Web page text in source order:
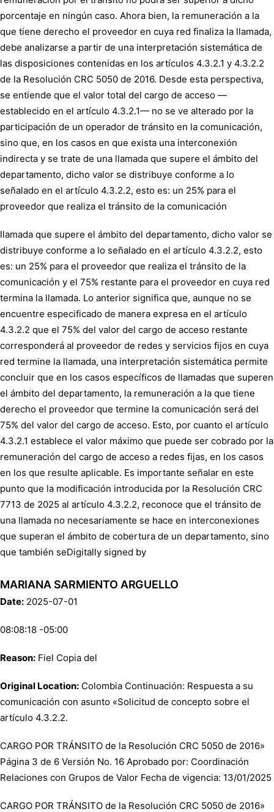
porcentaje en ningún caso. Ahora bien, la remuneración a la
que tiene derecho el proveedor en cuya red finaliza la llamada,
debe analizarse a partir de una interpretación sistemática de
las disposiciones contenidas en los artículos 4.3.2.1 y 4.3.2.2
de la Resolución CRC 5050 de 2016. Desde esta perspectiva,
se entiende que el valor total del cargo de acceso —
establecido en el artículo 4.3.2.1— no se ve alterado por la
participación de un operador de tránsito en la comunicación,
sino que, en los casos en que exista una interconexión
indirecta y se trate de una llamada que supere el ámbito del
departamento, dicho valor se distribuye conforme a lo
señalado en el artículo 4.3.2.2, esto es: un 25% para el
proveedor que realiza el tránsito de la comunicación
llamada que supere el ámbito del departamento, dicho valor se
distribuye conforme a lo señalado en el artículo 4.3.2.2, esto
es: un 25% para el proveedor que realiza el tránsito de la
comunicación y el 75% restante para el proveedor en cuya red
termina la llamada. Lo anterior significa que, aunque no se
encuentre especificado de manera expresa en el artículo
4.3.2.2 que el 75% del valor del cargo de acceso restante
corresponderá al proveedor de redes y servicios fijos en cuya
red termine la llamada, una interpretación sistemática permite
concluir que en los casos específicos de llamadas que superen
el ámbito del departamento, la remuneración a la que tiene
derecho el proveedor que termine la comunicación será del
75% del valor del cargo de acceso. Esto, por cuanto el artículo
4.3.2.1 establece el valor máximo que puede ser cobrado por la
remuneración del cargo de acceso a redes fijas, en los casos
en los que resulte aplicable. Es importante señalar en este
punto que la modificación introducida por la Resolución CRC
7713 de 2025 al artículo 4.3.2.2, reconoce que el tránsito de
una llamada no necesariamente se hace en interconexiones
que superan el ámbito de cobertura de un departamento, sino
que también seDigitally signed by
MARIANA SARMIENTO ARGUELLO
Date: 2025-07-01
08:08:18 -05:00
Reason: Fiel Copia del
Original Location: Colombia Continuación: Respuesta a su
comunicación con asunto «Solicitud de concepto sobre el
artículo 4.3.2.2.
CARGO POR TRÁNSITO de la Resolución CRC 5050 de 2016»
Página 3 de 6 Versión No. 16 Aprobado por: Coordinación
Relaciones con Grupos de Valor Fecha de vigencia: 13/01/2025
CARGO POR TRÁNSITO de la Resolución CRC 5050 de 2016»